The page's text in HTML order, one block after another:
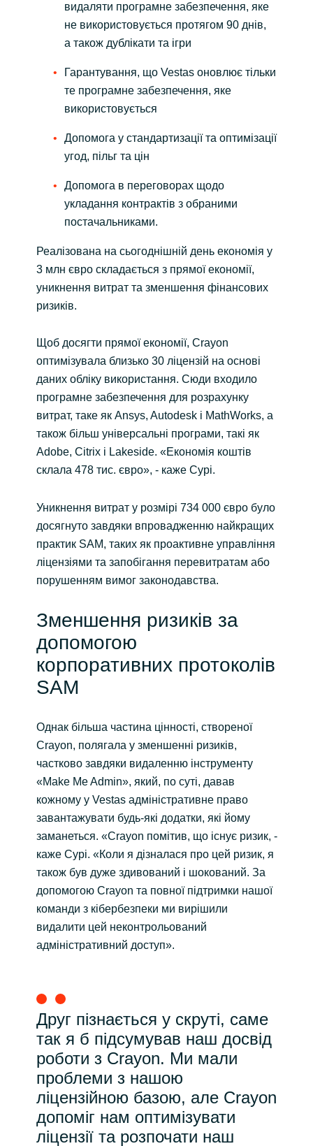
видаляти програмне забезпечення, яке
не використовується протягом 90 днів,
а також дублікати та ігри
Гарантування, що Vestas оновлює тільки
те програмне забезпечення, яке
використовується
Допомога у стандартизації та оптимізації
угод, пільг та цін
Допомога в переговорах щодо
укладання контрактів з обраними
постачальниками.
Реалізована на сьогоднішній день економія у
3 млн євро складається з прямої економії,
уникнення витрат та зменшення фінансових
ризиків.
Щоб досягти прямої економії, Crayon
оптимізувала близько 30 ліцензій на основі
даних обліку використання. Сюди входило
програмне забезпечення для розрахунку
витрат, таке як Ansys, Autodesk і MathWorks, а
також більш універсальні програми, такі як
Adobe, Citrix і Lakeside. «Економія коштів
склала 478 тис. євро», - каже Сурі.
Уникнення витрат у розмірі 734 000 євро було
досягнуто завдяки впровадженню найкращих
практик SAM, таких як проактивне управління
ліцензіями та запобігання перевитратам або
порушенням вимог законодавства.
Зменшення ризиків за
допомогою
корпоративних протоколів
SAM
Однак більша частина цінності, створеної
Crayon, полягала у зменшенні ризиків,
частково завдяки видаленню інструменту
«Make Me Admin», який, по суті, давав
кожному у Vestas адміністративне право
завантажувати будь-які додатки, які йому
заманеться. «Crayon помітив, що існує ризик, -
каже Сурі. «Коли я дізналася про цей ризик, я
також був дуже здивований і шокований. За
допомогою Crayon та повної підтримки нашої
команди з кібербезпеки ми вирішили
видалити цей неконтрольований
адміністративний доступ».
Друг пізнається у скруті, саме
так я б підсумував наш досвід
роботи з Crayon. Ми мали
проблеми з нашою
ліцензійною базою, але Crayon
допоміг нам оптимізувати
ліцензії та розпочати наш